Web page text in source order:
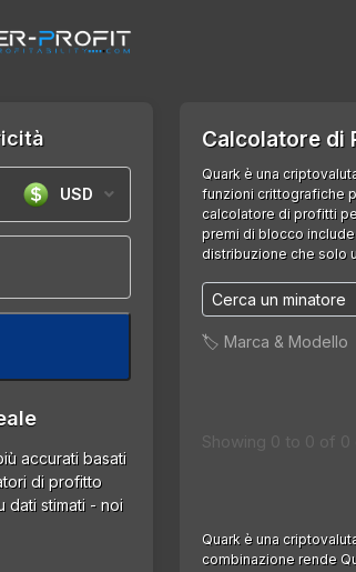
USD
accurati basati
di profitto
dati stimati - noi
Calcolatore di
Quark è una
funzioni crittografiche
calcolatore di profitti
premi di blocco
distribuzione che solo
🏷️ Marca & Modello
Showing 0 to 0 of 0
Quark è una
combinazione rende